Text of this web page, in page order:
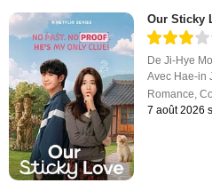
Our Sticky
DeJi-Hye Mo
Avec Hae-in
Romance,
7 août 2026